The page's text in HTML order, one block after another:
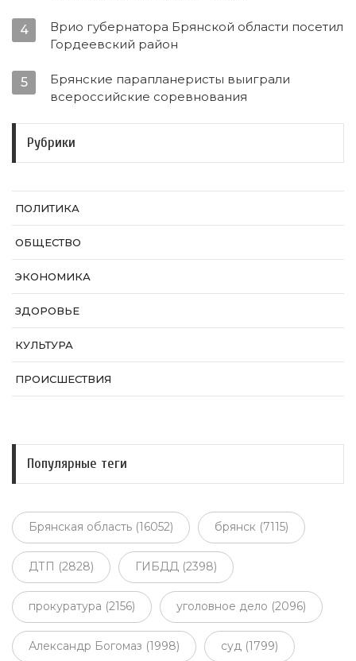
4
Врио губернатора Брянской области посетил
Гордеевский район
5
Брянские парапланеристы выиграли
всероссийские соревнования
Рубрики
ПОЛИТИКА
ОБЩЕСТВО
ЭКОНОМИКА
ЗДОРОВЬЕ
КУЛЬТУРА
ПРОИСШЕСТВИЯ
Популярные теги
Брянская область (16052) брянск (7115)
ДТП (2828) ГИБДД (2398)
прокуратура (2156) уголовное дело (2096)
Александр Богомаз (1998) суд (1799)